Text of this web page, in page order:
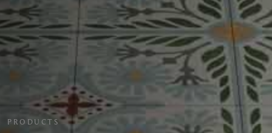
PRODUCTS